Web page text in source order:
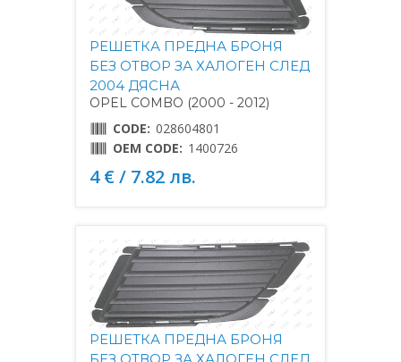
РЕШЕТКА ПРЕДНА БРОНЯ
БЕЗ ОТВОР ЗА ХАЛОГЕН СЛЕД
2004 ДЯСНА
OPEL COMBO (2000 - 2012)
CODE: 028604801
OEM CODE: 1400726
4 € / 7.82 лв.
РЕШЕТКА ПРЕДНА БРОНЯ